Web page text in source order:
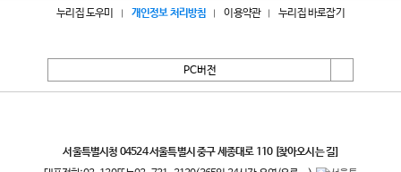
누리집 도우미 개인정보 처리방침 이용약관 누리집 바로잡기
PC버전
서울특별시청 04524 서울특별시 중구 세종대로 110 [찾아오시는 길]